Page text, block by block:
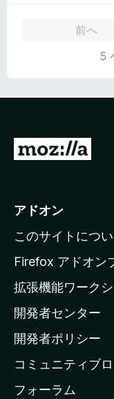
前へ
5
M
i
l
a
ホ
ー
ム
ー
ジ
アドオン
このサイトにつ
Firefox アドオン
拡張機能ワーク
開発者センター
開発者ポリシー
コミュニティブ
フォーラム